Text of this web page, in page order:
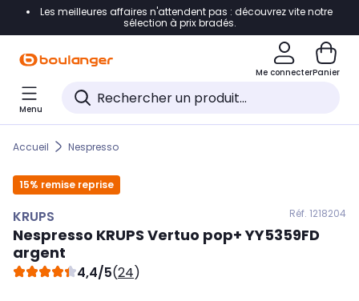
Accéder directement à la navigation
Accéder directement au pied de page
Accéder directement au chatbot
Les meilleures affaires n'attendent pas : découvrez vite notre
sélection à prix bradés.
Me connecterPanier
Menu
Accueil Nespresso
15% remise reprise
KRUPS Réf. 1218204
Nespresso KRUPS Vertuo pop+ YY5359FD
argent
4,4/5(24)